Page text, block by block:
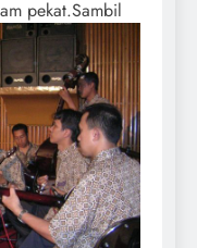
pekat.Sambil